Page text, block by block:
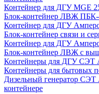
Контейнер для ДГУ MGE
Блок-контейнер ЛВЖ
Контейнер для ДГУ
Блок-контейнер связи и
Контейнер для ДГУ
Блок-контейнер ЛВЖ с
Контейнеры для ДГУ СЭТ
Контейнеры для бытовых
Дизельный генератор
контейнере